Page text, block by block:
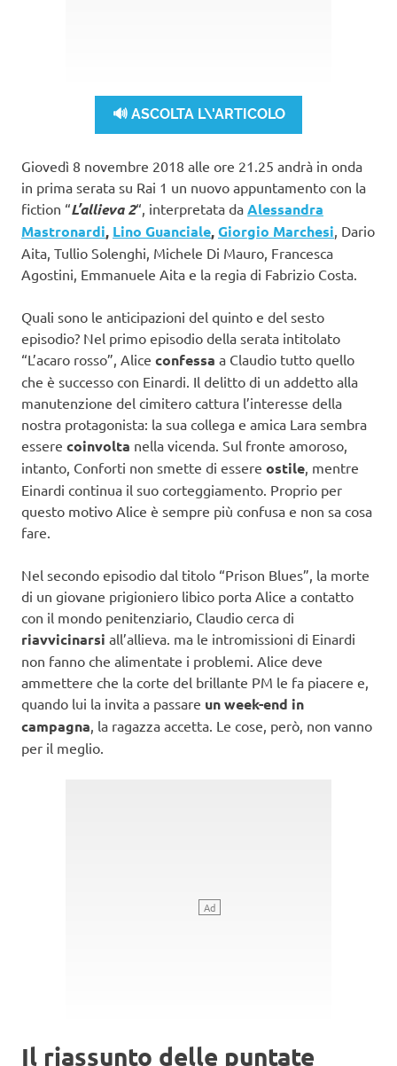
🔊 ASCOLTA L\'ARTICOLO
Giovedì 8 novembre 2018 alle ore 21.25 andrà in onda
in prima serata su Rai 1 un nuovo appuntamento con la
fiction “L’allieva 2“, interpretata da Alessandra
Mastronardi, Lino Guanciale,Giorgio Marchesi , Dario
Aita, Tullio Solenghi, Michele Di Mauro, Francesca
Agostini, Emmanuele Aita e la regia di Fabrizio Costa.
Quali sono le anticipazioni del quinto e del sesto
episodio? Nel primo episodio della serata intitolato
“L’acaro rosso”, Alice confessa a Claudio tutto quello
che è successo con Einardi. Il delitto di un addetto alla
manutenzione del cimitero cattura l’interesse della
nostra protagonista: la sua collega e amica Lara sembra
essere coinvolta nella vicenda. Sul fronte amoroso,
intanto, Conforti non smette di essere ostile , mentre
Einardi continua il suo corteggiamento. Proprio per
questo motivo Alice è sempre più confusa e non sa cosa
fare.
Nel secondo episodio dal titolo “Prison Blues”, la morte
di un giovane prigioniero libico porta Alice a contatto
con il mondo penitenziario, Claudio cerca di
riavvicinarsi all’allieva. ma le intromissioni di Einardi
non fanno che alimentate i problemi. Alice deve
ammettere che la corte del brillante PM le fa piacere e,
quando lui la invita a passare un week-end in
campagna , la ragazza accetta. Le cose, però, non vanno
per il meglio.
Il riassunto delle puntate